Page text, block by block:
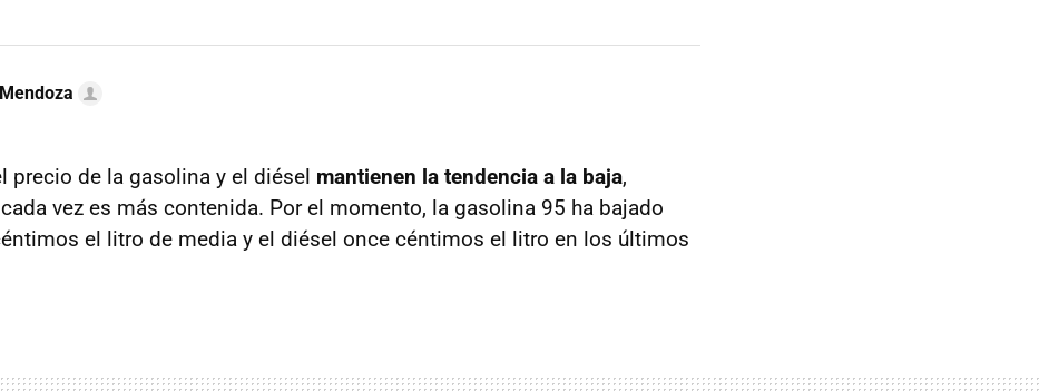
precio de la gasolina y el diésel mantienen la tendencia a la baja,
vez es más contenida. Por el momento, la gasolina 95 ha bajado
el litro de media y el diésel once céntimos el litro en los últimos